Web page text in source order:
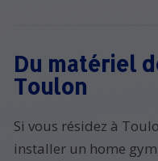
Du matériel
Toulon
Si vous résidez à
installer un home